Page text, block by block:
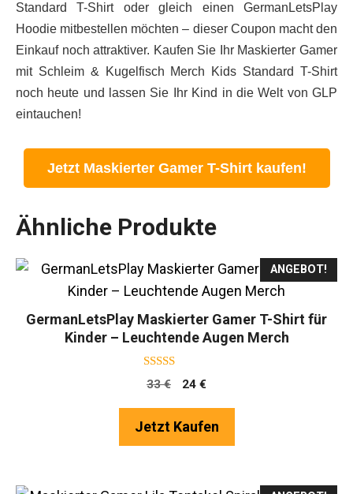
Standard T-Shirt oder gleich einen GermanLetsPlay
Hoodie mitbestellen möchten – dieser Coupon macht den
Einkauf noch attraktiver. Kaufen Sie Ihr Maskierter Gamer
mit Schleim & Kugelfisch Merch Kids Standard T-Shirt
noch heute und lassen Sie Ihr Kind in die Welt von GLP
eintauchen!
Jetzt Maskierter Gamer T-Shirt kaufen!
Ähnliche Produkte
ANGEBOT!
GermanLetsPlay Maskierter Gamer T-Shirt für
Kinder – Leuchtende Augen Merch
4.75
von 5
33€
Ursprünglicher
war:
24 €
ist:
Jetzt Kaufen